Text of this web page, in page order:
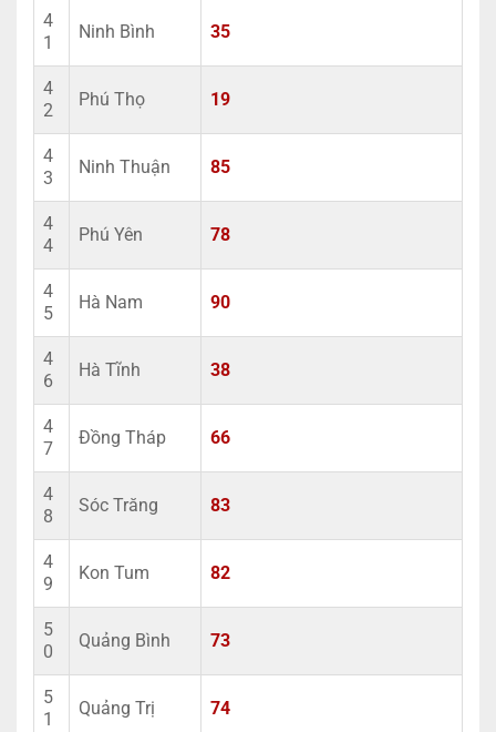
4
1
Ninh Bình 35
4
2
Phú Thọ 19
4
3
Ninh Thuận 85
4
4
Phú Yên 78
4
5
Hà Nam 90
4
6
Hà Tĩnh 38
4
7
Đồng Tháp 66
4
8
Sóc Trăng 83
4
9
Kon Tum 82
5
0
Quảng Bình 73
5
1
Quảng Trị 74